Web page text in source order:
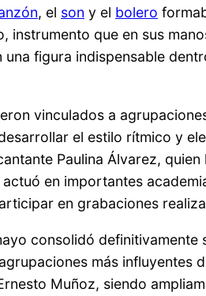
, el son y el bolero
instrumento que en sus
figura indispensable
vinculados a
el estilo rítmico y
Paulina Álvarez,
en importantes
en grabaciones
consolidó
más influyentes
Muñoz, siendo